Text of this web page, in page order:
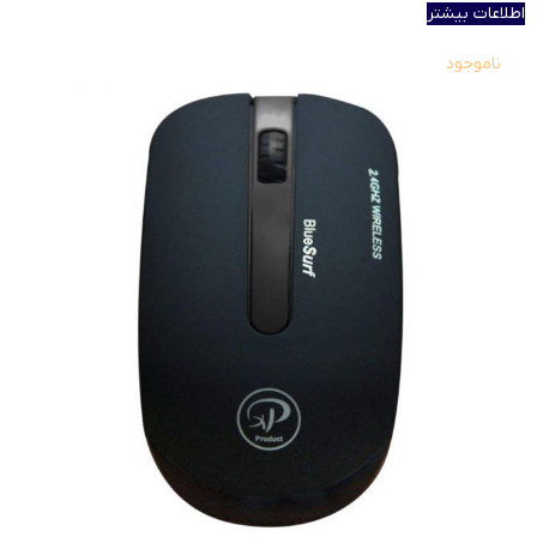
اطلاعات بیشتر
ناموجود